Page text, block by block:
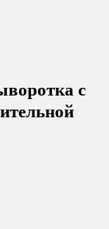
с